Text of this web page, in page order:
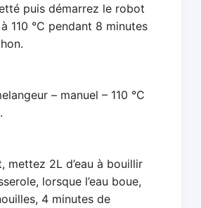
puis démarrez le robot
110 °C pendant 8 minutes
– manuel – 110 °C
mettez 2L d’eau à bouillir
lorsque l’eau boue,
4 minutes de